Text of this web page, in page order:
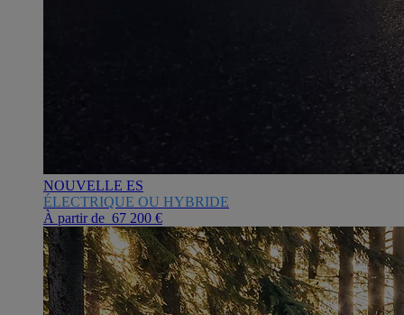
NOUVELLE ES
ÉLECTRIQUE OU HYBRIDE
À partir de 67 200 €